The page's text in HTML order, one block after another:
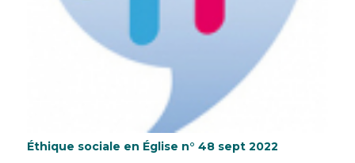
Éthique sociale en Église n° 48 sept 2022